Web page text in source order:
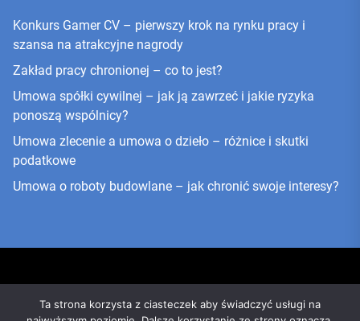
Konkurs Gamer CV – pierwszy krok na rynku pracy i
szansa na atrakcyjne nagrody
Zakład pracy chronionej – co to jest?
Umowa spółki cywilnej – jak ją zawrzeć i jakie ryzyka
ponoszą wspólnicy?
Umowa zlecenie a umowa o dzieło – różnice i skutki
podatkowe
Umowa o roboty budowlane – jak chronić swoje interesy?
Ta strona korzysta z ciasteczek aby świadczyć usługi na